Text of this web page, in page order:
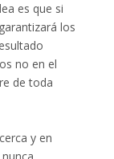
es que si
los
no en el
de toda
y en